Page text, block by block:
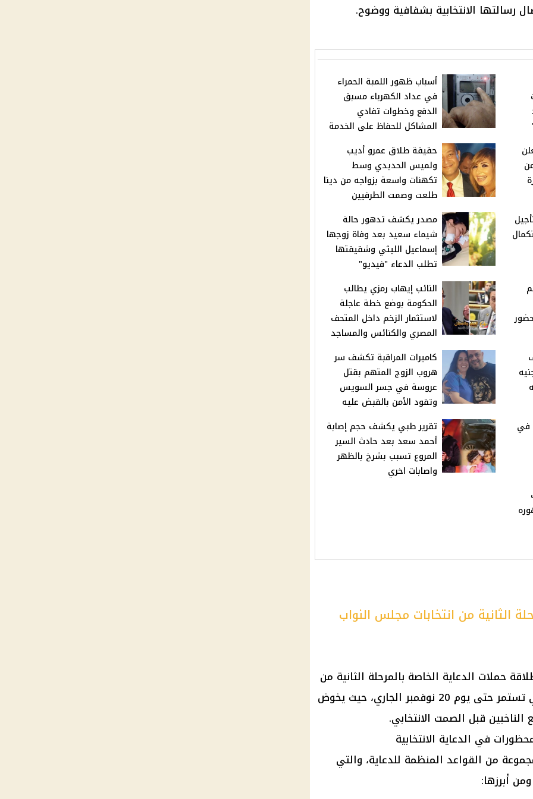
رسالتها الانتخابية بشفافية ووضوح.
أسباب ظهور اللمبة الحمراء
في عداد الكهرباء مسبق
الدفع وخطوات تفادي
المشاكل للحفاظ على الخدمة
حقيقة طلاق عمرو أديب
ولميس الحديدي وسط
تكهنات واسعة بزواجه من دينا
طلعت وصمت الطرفيين
مصدر يكشف تدهور حالة
شيماء سعيد بعد وفاة زوجها
إسماعيل الليثي وشقيقتها
تطلب الدعاء "فيديو"
النائب إيهاب رمزي يطالب
الحكومة بوضع خطة عاجلة
لاستثمار الزخم داخل المتحف
المصري والكنائس والمساجد
800 جنيه
كاميرات المراقبة تكشف سر
هروب الزوج المتهم بقتل
عروسة في جسر السويس
وتقود الأمن بالقبض عليه
في
تقرير طبي يكشف حجم إصابة
أحمد سعد بعد حادث السير
المروع تسبب بشرخ بالظهر
واصابات اخري
الثانية من انتخابات مجلس النواب
حملات الدعاية الخاصة بالمرحلة الثانية من
انتخابات مجلس النواب 2025، والتي تستمر حتى يوم 20 نوفمبر الجاري، حيث يخوض
قبل الصمت الانتخابي.
في الدعاية الانتخابية
من القواعد المنظمة للدعاية، والتي
أبرزها: